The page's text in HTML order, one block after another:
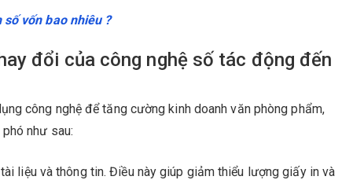
vốn bao nhiêu ?
đổi của công nghệ số tác động đến
công nghệ để tăng cường kinh doanh văn phòng phẩm,
như sau:
liệu và thông tin. Điều này giúp giảm thiểu lượng giấy in và